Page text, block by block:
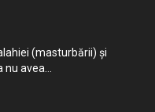
(masturbării) şi
nu avea...